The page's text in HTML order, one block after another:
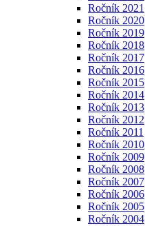
Ročník 2021
Ročník 2020
Ročník 2019
Ročník 2018
Ročník 2017
Ročník 2016
Ročník 2015
Ročník 2014
Ročník 2013
Ročník 2012
Ročník 2011
Ročník 2010
Ročník 2009
Ročník 2008
Ročník 2007
Ročník 2006
Ročník 2005
Ročník 2004